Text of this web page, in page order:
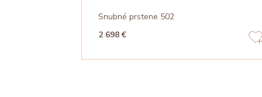
Snubné prstene 502
2 698 €